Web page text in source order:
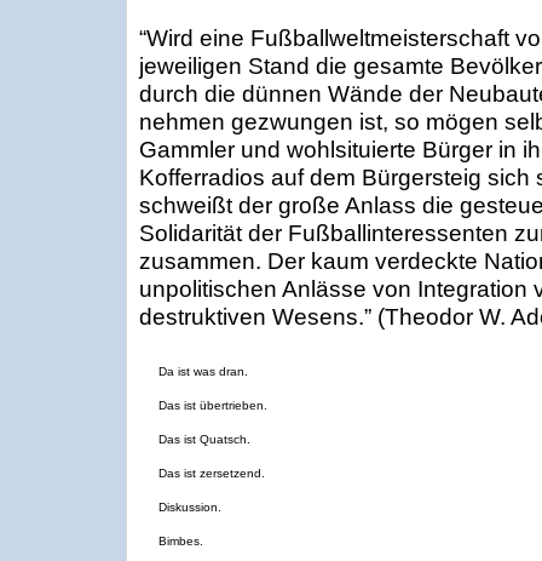
“Wird eine Fußballweltmeisterschaft
jeweiligen Stand die gesamte
durch die dünnen Wände der
nehmen gezwungen ist, so mögen
Gammler und wohlsituierte Bürger in
Kofferradios auf dem Bürgersteig
schweißt der große Anlass die
Solidarität der Fußballinteressenten
zusammen. Der kaum verdeckte
unpolitischen Anlässe von Integration
destruktiven Wesens.” (Theodor W.
Da ist was dran.
Das ist übertrieben.
Das ist Quatsch.
Das ist zersetzend.
Diskussion.
Bimbes.